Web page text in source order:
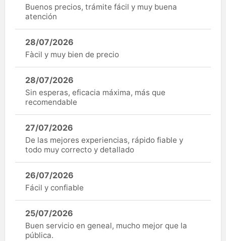
Buenos precios, trámite fácil y muy buena
atención
28/07/2026
Fàcil y muy bien de precio
28/07/2026
Sin esperas, eficacia máxima, más que
recomendable
27/07/2026
De las mejores experiencias, rápido fiable y
todo muy correcto y detallado
26/07/2026
Fácil y confiable
25/07/2026
Buen servicio en geneal, mucho mejor que la
pública.